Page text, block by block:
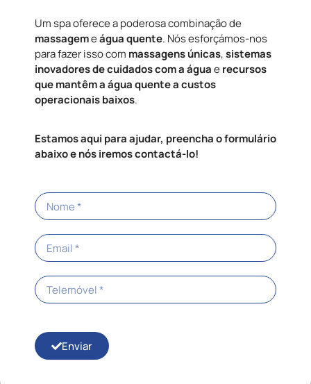
ambiente mais saudável e agradável para relaxar e
desfrutar. Aqui naStatus Wellness, estamos
prontos a ajudar e a guiá-lo para manter o filtro Tri-X
do seu spaHotspring durante um longo período de
tempo.
Um spa oferece a poderosa combinação de
massagemeágua quente. Nós esforçámos-nos
para fazer isso com massagens únicas,sistemas
inovadores de cuidados com a águaerecursos
que mantêm a água quente a custos
operacionais baixos.
Estamos aqui para ajudar, preencha o formulário
abaixo e nós iremos contactá-lo!
Enviar